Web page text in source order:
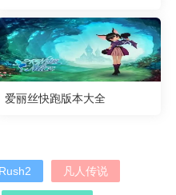
爱丽丝快跑版本大全
凡人传说